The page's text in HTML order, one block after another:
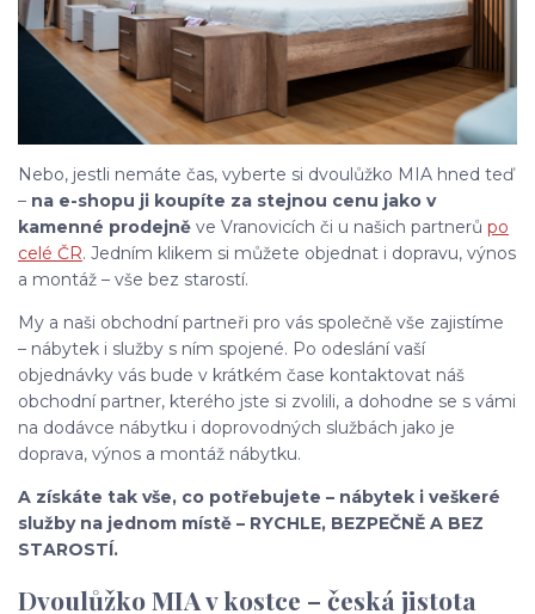
Nebo, jestli nemáte čas, vyberte si dvoulůžko MIA hned teď
– na e-shopu ji koupíte za stejnou cenu jako v
kamenné prodejně ve Vranovicích či u našich partnerů po
celé ČR. Jedním klikem si můžete objednat i dopravu, výnos
a montáž – vše bez starostí.
My a naši obchodní partneři pro vás společně vše zajistíme
– nábytek i služby s ním spojené. Po odeslání vaší
objednávky vás bude v krátkém čase kontaktovat náš
obchodní partner, kterého jste si zvolili, a dohodne se s vámi
na dodávce nábytku i doprovodných službách jako je
doprava, výnos a montáž nábytku.
A získáte tak vše, co potřebujete – nábytek i veškeré
služby na jednom místě – RYCHLE, BEZPEČNĚ A BEZ
STAROSTÍ.
Dvoulůžko MIA v kostce – česká jistota